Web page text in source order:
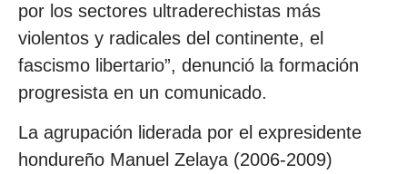
por los sectores ultraderechistas más
violentos y radicales del continente, el
fascismo libertario”, denunció la formación
progresista en un comunicado.
La agrupación liderada por el expresidente
hondureño Manuel Zelaya (2006-2009)